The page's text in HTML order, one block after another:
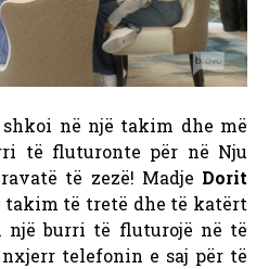
shkoi në një takim dhe më
të fluturonte për në Nju
të zezë! Madje Dorit
takim të tretë dhe të katërt
një burri të fluturojë në të
nxjerr telefonin e saj për të